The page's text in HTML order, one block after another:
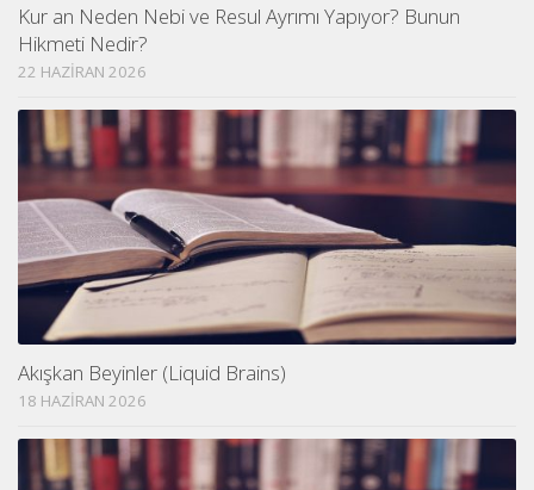
Kur an Neden Nebi ve Resul Ayrımı Yapıyor? Bunun
Hikmeti Nedir?
22 HAZIRAN 2026
Akışkan Beyinler (Liquid Brains)
18 HAZIRAN 2026